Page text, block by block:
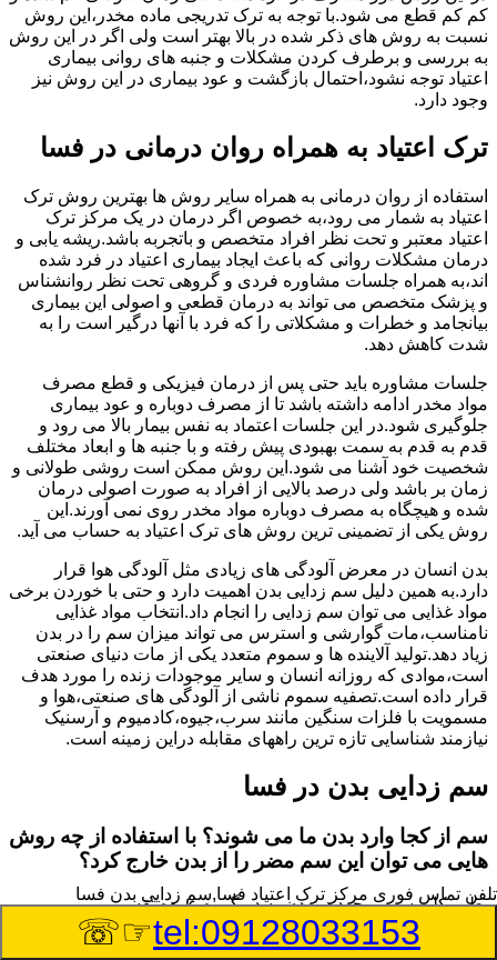
کم کم قطع می شود.با توجه به ترک تدریجی ماده مخدر،این روش
نسبت به روش های ذکر شده در بالا بهتر است ولی اگر در این روش
به بررسی و برطرف کردن مشکلات و جنبه های روانی بیماری
اعتیاد توجه نشود،احتمال بازگشت و عود بیماری در این روش نیز
وجود دارد.
ترک اعتیاد به همراه روان درمانی در فسا
استفاده از روان درمانی به همراه سایر روش ها بهترین روش ترک
اعتیاد به شمار می رود،به خصوص اگر درمان در یک مرکز ترک
اعتیاد معتبر و تحت نظر افراد متخصص و باتجربه باشد.ریشه یابی و
درمان مشکلات روانی که باعث ایجاد بیماری اعتیاد در فرد شده
اند،به همراه جلسات مشاوره فردی و گروهی تحت نظر روانشناس
و پزشک متخصص می تواند به درمان قطعی و اصولی این بیماری
بیانجامد و خطرات و مشکلاتی را که فرد با آنها درگیر است را به
شدت کاهش دهد.
جلسات مشاوره باید حتی پس از درمان فیزیکی و قطع مصرف
مواد مخدر ادامه داشته باشد تا از مصرف دوباره و عود بیماری
جلوگیری شود.در این جلسات اعتماد به نفس بیمار بالا می رود و
قدم به قدم به سمت بهبودی پیش رفته و با جنبه ها و ابعاد مختلف
شخصیت خود آشنا می شود.این روش ممکن است روشی طولانی و
زمان بر باشد ولی درصد بالایی از افراد به صورت اصولی درمان
شده و هیچگاه به مصرف دوباره مواد مخدر روی نمی آورند.این
روش یکی از تضمینی ترین روش های ترک اعتیاد به حساب می آید.
بدن انسان در معرض آلودگی های زیادی مثل آلودگی هوا قرار
دارد.به همین دلیل سم زدایی بدن اهمیت دارد و حتی با خوردن برخی
مواد غذایی می توان سم زدایی را انجام داد.انتخاب مواد غذایی
نامناسب،مات گوارشی و استرس می تواند میزان سم را در بدن
زیاد دهد.تولید آلاینده ها و سموم متعدد یکی از مات دنیای صنعتی
است،موادی که روزانه انسان و سایر موجودات زنده را مورد هدف
قرار داده است.تصفیه سموم ناشی از آلودگی های صنعتی،هوا و
مسمویت با فلزات سنگین مانند سرب،جیوه،کادمیوم و آرسنیک
نیازمند شناسایی تازه ترین راههای مقابله دراین زمینه است.
سم زدایی بدن در فسا
سم از کجا وارد بدن ما می شوند؟ با استفاده از چه روش
هایی می توان این سم مضر را از بدن خارج کرد؟
بطور کلی سم موجود در بدن به دو گروه عمده تقسیم می
شوند.بخش بزرگی از این سموم مثل مواد به جا مانده از سموم
گیاهی و آفت کش ها،فلزات سنگین ناشی از آلودگی هوا،انواع
تلفن تماس فوری مرکز ترک اعتیاد فسا,سم زدایی بدن فسا
tel:09128033153
☞☏